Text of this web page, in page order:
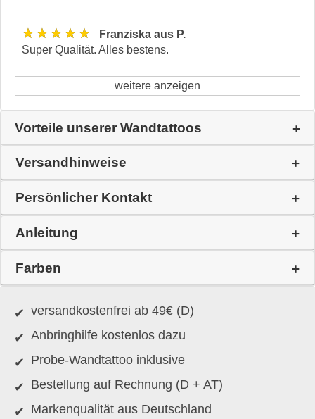
★★★★★
Franziska aus P.
Super Qualität. Alles bestens.
weitere anzeigen
Vorteile unserer Wandtattoos
Versandhinweise
Persönlicher Kontakt
Anleitung
Farben
versandkostenfrei ab 49€ (D)
Anbringhilfe kostenlos dazu
Probe-Wandtattoo inklusive
Bestellung auf Rechnung (D + AT)
Markenqualität aus Deutschland